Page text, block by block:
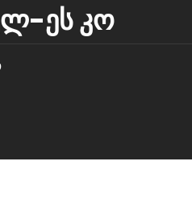
ეს კო